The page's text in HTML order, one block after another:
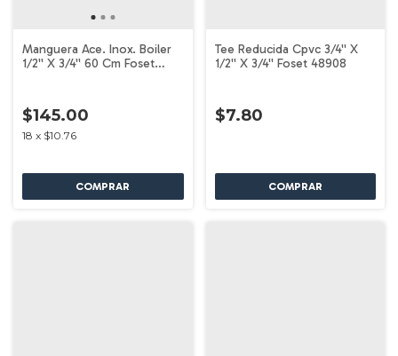
Manguera Ace. Inox. Boiler
1/2'' X 3/4'' 60 Cm Foset
$145.00
18 x $10.76
Tee Reducida Cpvc 3/4'' X
1/2'' X 3/4'' Foset 48908
$7.80